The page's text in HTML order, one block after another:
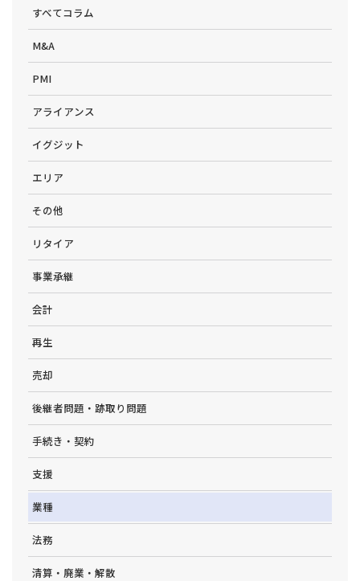
すべてコラム
M&A
PMI
アライアンス
イグジット
エリア
その他
リタイア
事業承継
会計
再生
売却
後継者問題・跡取り問題
手続き・契約
支援
業種
法務
清算・廃業・解散